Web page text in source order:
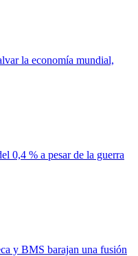
la economía mundial,
0,4 % a pesar de la guerra
y BMS barajan una fusión